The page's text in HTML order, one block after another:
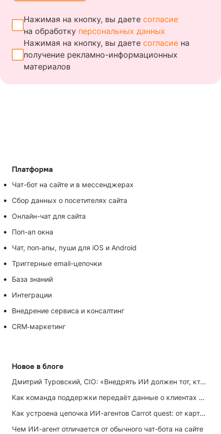
Нажимая на кнопку, вы даете согласие
на обработку персональных данных
Нажимая на кнопку, вы даете согласие на
получение рекламно-информационных
материалов
Платформа
Чат-бот на сайте и в мессенджерах
Сбор данных о посетителях сайта
Онлайн-чат для сайта
Поп-ап окна
Чат, поп‑апы, пуши для iOS и Android
Триггерные email-цепочки
База знаний
Интеграции
Внедрение сервиса и консалтинг
CRM‑маркетинг
Новое в блоге
Дмитрий Туровский, CIO: «Внедрять ИИ должен тот, кто ИИ не любит»
Как команда поддержки передаёт данные о клиентах маркетингу
Как устроена цепочка ИИ-агентов Carrot quest: от карточки лида до записи на встречу
Чем ИИ-агент отличается от обычного чат-бота на сайте